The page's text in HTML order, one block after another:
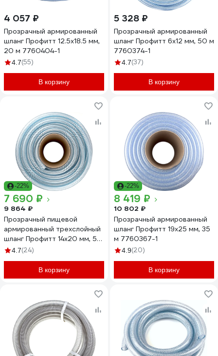
4 057 ₽
Прозрачный армированный
шланг Профитт 12.5х18.5 мм,
20 м 7760404-1
4.7(55)
В корзину
5 328 ₽
Прозрачный армированный
шланг Профитт 6х12 мм, 50 м
7760374-1
4.7(37)
В корзину
-22%
7 690 ₽
9 864 ₽
Прозрачный пищевой
армированный трехслойный
шланг Профитт 14x20 мм, 50
м 9272913-1
4.7(24)
В корзину
-22%
8 419 ₽
10 802 ₽
Прозрачный армированный
шланг Профитт 19х25 мм, 35
м 7760367-1
4.9(20)
В корзину